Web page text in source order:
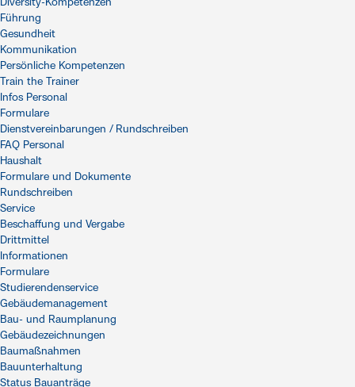
Diversity-Kompetenzen
Führung
Gesundheit
Kommunikation
Persönliche Kompetenzen
Train the Trainer
Infos Personal
Formulare
Dienstvereinbarungen / Rundschreiben
FAQ Personal
Haushalt
Formulare und Dokumente
Rundschreiben
Service
Beschaffung und Vergabe
Drittmittel
Informationen
Formulare
Studierendenservice
Gebäudemanagement
Bau- und Raumplanung
Gebäudezeichnungen
Baumaßnahmen
Bauunterhaltung
Status Bauanträge